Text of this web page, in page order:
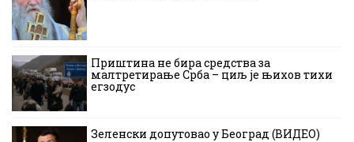
Приштина не бира средства за
малтретирање Срба – циљ је њихов тихи
егзодус
Зеленски допутовао у Београд (ВИДЕО)